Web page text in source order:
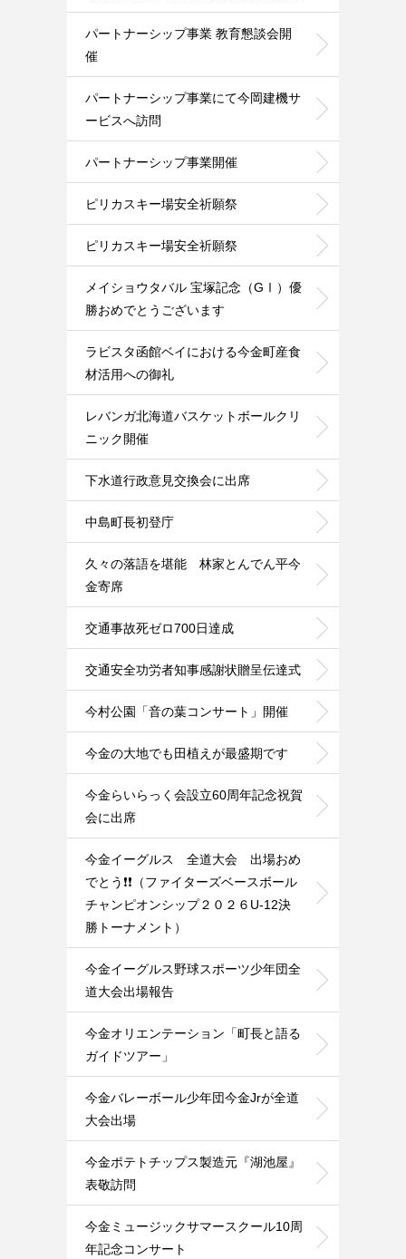
パートナーシップ事業 教育懇談会開
催
パートナーシップ事業にて今岡建機サ
ービスへ訪問
パートナーシップ事業開催
ピリカスキー場安全祈願祭
ピリカスキー場安全祈願祭
メイショウタバル 宝塚記念（GⅠ）優
勝おめでとうございます
ラビスタ函館ベイにおける今金町産食
材活用への御礼
レバンガ北海道バスケットボールクリ
ニック開催
下水道行政意見交換会に出席
中島町長初登庁
久々の落語を堪能 林家とんでん平今
金寄席
交通事故死ゼロ700日達成
交通安全功労者知事感謝状贈呈伝達式
今村公園「音の葉コンサート」開催
今金の大地でも田植えが最盛期です
今金らいらっく会設立60周年記念祝賀
会に出席
今金イーグルス 全道大会 出場おめ
でとう❗️❗️（ファイターズベースボール
チャンピオンシップ２０２６U-12決
勝トーナメント）
今金イーグルス野球スポーツ少年団全
道大会出場報告
今金オリエンテーション「町長と語る
ガイドツアー」
今金バレーボール少年団今金Jrが全道
大会出場
今金ポテトチップス製造元『湖池屋』
表敬訪問
今金ミュージックサマースクール10周
年記念コンサート